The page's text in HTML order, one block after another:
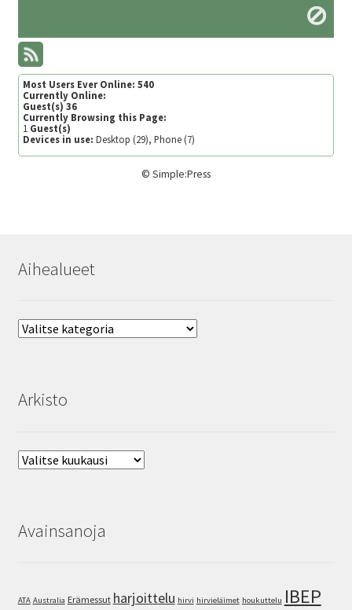
Most Users Ever Online: 540
Currently Online:
Guest(s) 36
Currently Browsing this Page:
1 Guest(s)
Devices in use: Desktop (29), Phone (7)
© Simple:Press
Aihealueet
Aihealueet
Arkisto
Arkisto
Avainsanoja
ATA Australia Erämessut harjoittelu hirvi hirvieläimet houkuttelu IBEP